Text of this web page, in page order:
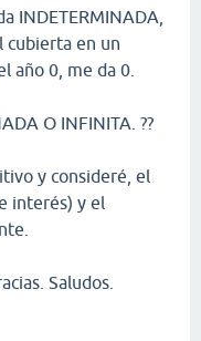
INDETERMINADA,
cubierta en un
año 0, me da 0.
O INFINITA. ??
y consideré, el
interés) y el
Saludos.